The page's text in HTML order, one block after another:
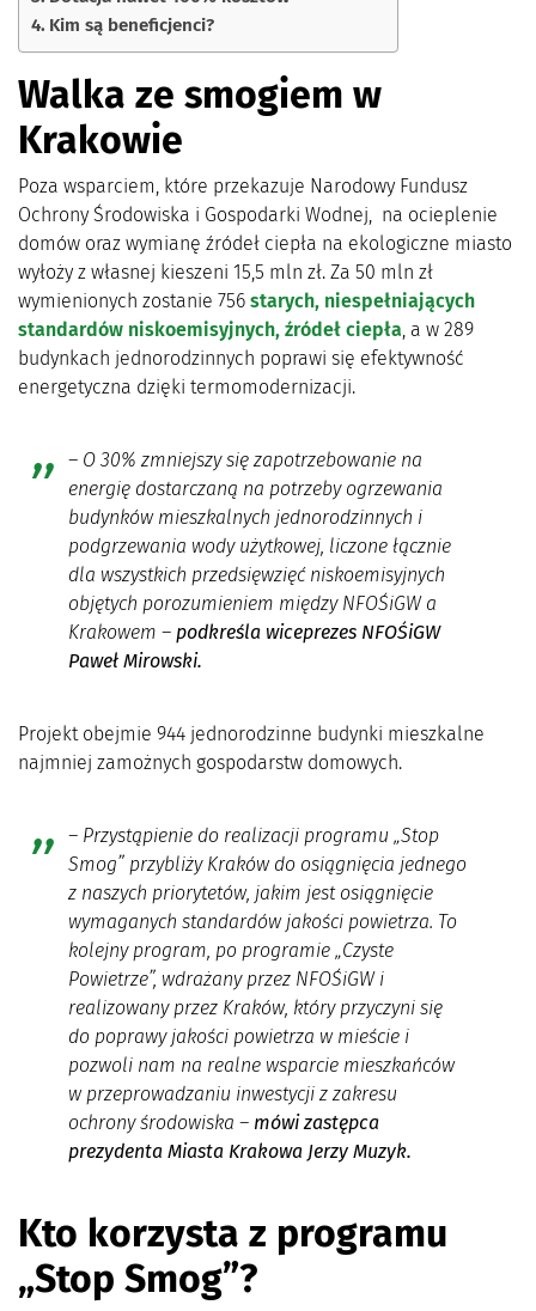
Kim są beneficjenci?
Walka ze smogiem w
Krakowie
Poza wsparciem, które przekazuje Narodowy Fundusz
Ochrony Środowiska i Gospodarki Wodnej, na ocieplenie
domów oraz wymianę źródeł ciepła na ekologiczne miasto
wyłoży z własnej kieszeni 15,5 mln zł. Za 50 mln zł
wymienionych zostanie 756 starych, niespełniających
standardów niskoemisyjnych, źródeł ciepła, a w 289
budynkach jednorodzinnych poprawi się efektywność
energetyczna dzięki termomodernizacji.
– O 30% zmniejszy się zapotrzebowanie na
energię dostarczaną na potrzeby ogrzewania
budynków mieszkalnych jednorodzinnych i
podgrzewania wody użytkowej, liczone łącznie
dla wszystkich przedsięwzięć niskoemisyjnych
objętych porozumieniem między NFOŚiGW a
Krakowem – podkreśla wiceprezes NFOŚiGW
Paweł Mirowski.
Projekt obejmie 944 jednorodzinne budynki mieszkalne
najmniej zamożnych gospodarstw domowych.
– Przystąpienie do realizacji programu „Stop
Smog” przybliży Kraków do osiągnięcia jednego
z naszych priorytetów, jakim jest osiągnięcie
wymaganych standardów jakości powietrza. To
kolejny program, po programie „Czyste
Powietrze”, wdrażany przez NFOŚiGW i
realizowany przez Kraków, który przyczyni się
do poprawy jakości powietrza w mieście i
pozwoli nam na realne wsparcie mieszkańców
w przeprowadzaniu inwestycji z zakresu
ochrony środowiska – mówi zastępca
prezydenta Miasta Krakowa Jerzy Muzyk.
Kto korzysta z programu
„Stop Smog”?